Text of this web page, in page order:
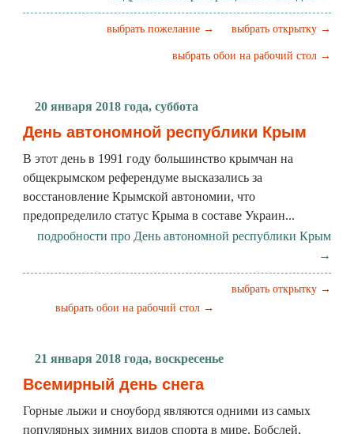
выбрать открытку →
выбрать пожелание →
выбрать обои на рабочий стол →
20 января 2018 года, суббота
День автономной республики Крым
В этот день в 1991 году большинство крымчан на
общекрымском референдуме высказались за
восстановление Крымской автономии, что
предопределило статус Крыма в составе Украин...
подробности про День автономной республики Крым
→
выбрать открытку →
выбрать обои на рабочий стол →
21 января 2018 года, воскресенье
Всемирный день снега
Горные лыжи и сноуборд являются одними из самых
популярных зимних видов спорта в мире. Бобслей,